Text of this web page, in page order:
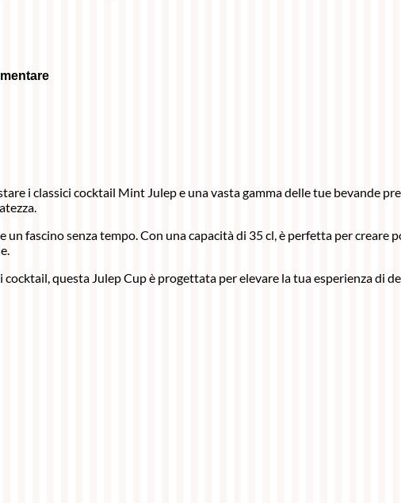
i classici cocktail Mint Julep e una vasta gamma delle tue bevande
fascino senza tempo. Con una capacità di 35 cl, è perfetta per
questa Julep Cup è progettata per elevare la tua esperienza di